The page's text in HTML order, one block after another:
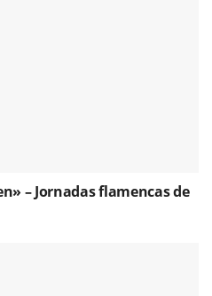
– Jornadas flamencas de